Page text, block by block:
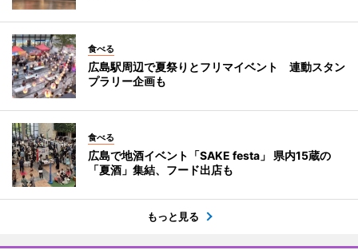
食べる
広島駅周辺で夏祭りとフリマイベント 連動スタン
プラリー企画も
食べる
広島で地酒イベント「SAKE festa」 県内15蔵の
「夏酒」集結、フード出店も
もっと見る